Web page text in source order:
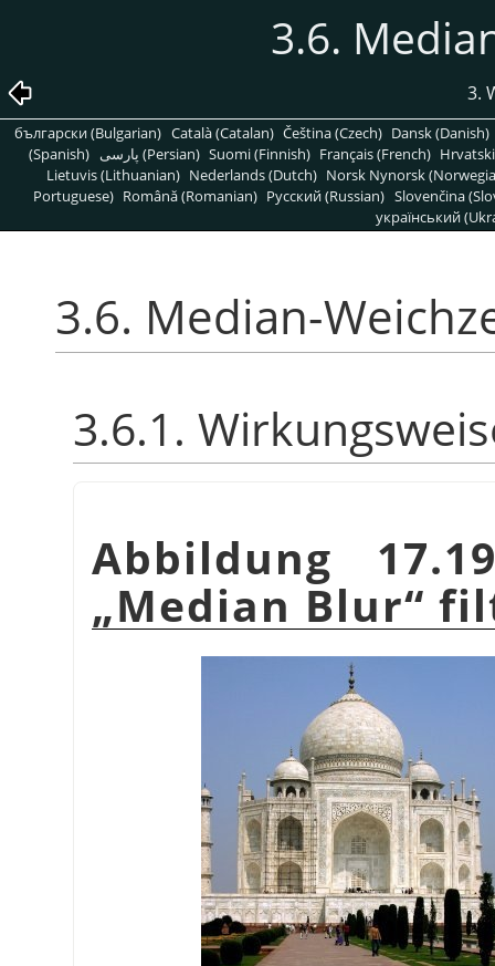
3.6.
3.
български (Bulgarian) Català (Catalan) Čeština (Czech) Dansk (Danish)
(Spanish)
پارسی (Persian) Suomi (Finnish) Français (French)
Lietuvis (Lithuanian) Nederlands (Dutch) Norsk Nynorsk
Portuguese) Română (Romanian) Pусский (Russian) Slovenčina
український
3.6. Median-
3.6.1.
Abbildung
„Median Blur“